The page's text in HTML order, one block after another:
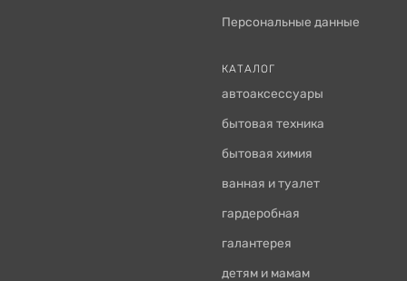
Персональные данные
КАТАЛОГ
автоаксессуары
бытовая техника
бытовая химия
ванная и туалет
гардеробная
галантерея
детям и мамам